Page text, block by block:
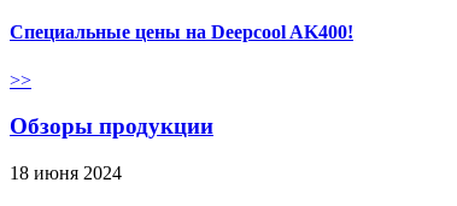
Специальные цены на Deepcool AK400!
>>
Обзоры продукции
18 июня 2024